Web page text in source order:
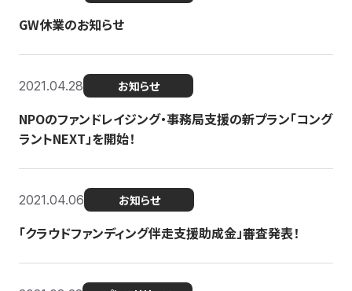
GW休業のお知らせ
2021.04.28 お知らせ
NPOのファンドレイジング・事務局支援の新プラン「コング
ラントNEXT」を開始！
2021.04.06 お知らせ
「クラウドファンディング伴走支援助成金」審査発表！